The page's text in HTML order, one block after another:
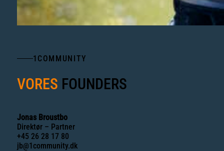
1COMMUNITY
VORES FOUNDERS
Jonas Broustbo
Direktør – Partner
+45 26 28 17 80
jb@1community.dk